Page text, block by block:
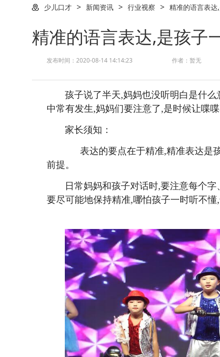
少儿口才 > 新闻资讯 > 行业视察 > 精准的语言表
精准的语言表达,是孩子
发布时间：2020-08-14 14:14:23 作者：暂无
孩子说了半天,妈妈也没听明白是什
中常有发生,妈妈们要注意了,是时候让喋
家长须知：
表达的要点在于精准,精准表达是
前提。
日常妈妈和孩子对话时,要注意每个
要尽可能地保持精准,哪怕孩子一时听不